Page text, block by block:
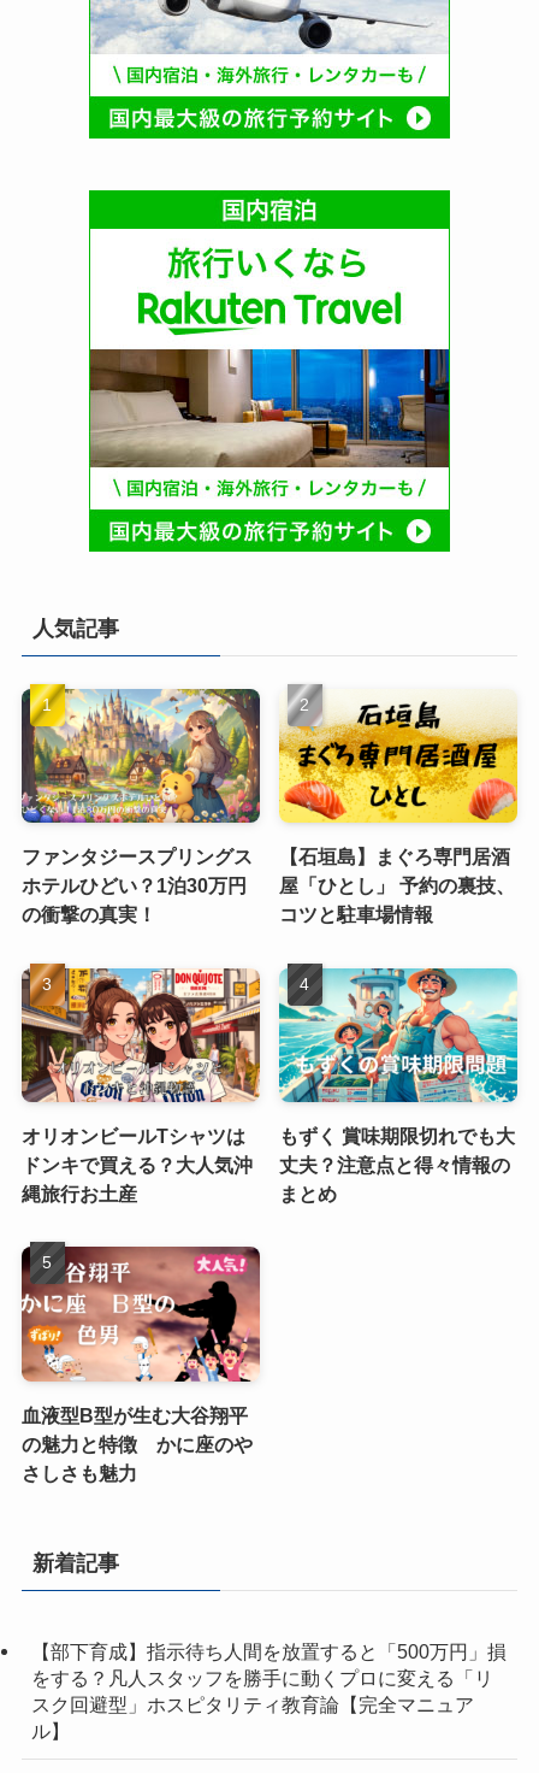
人気記事
ファンタジースプリングス
ホテルひどい？1泊30万円
の衝撃の真実！
【石垣島】まぐろ専門居酒
屋「ひとし」 予約の裏技、
コツと駐車場情報
オリオンビールTシャツは
ドンキで買える？大人気沖
縄旅行お土産
もずく 賞味期限切れでも大
丈夫？注意点と得々情報の
まとめ
血液型B型が生む大谷翔平
の魅力と特徴 かに座のや
さしさも魅力
新着記事
【部下育成】指示待ち人間を放置すると「500万円」損
をする？凡人スタッフを勝手に動くプロに変える「リ
スク回避型」ホスピタリティ教育論【完全マニュア
ル】